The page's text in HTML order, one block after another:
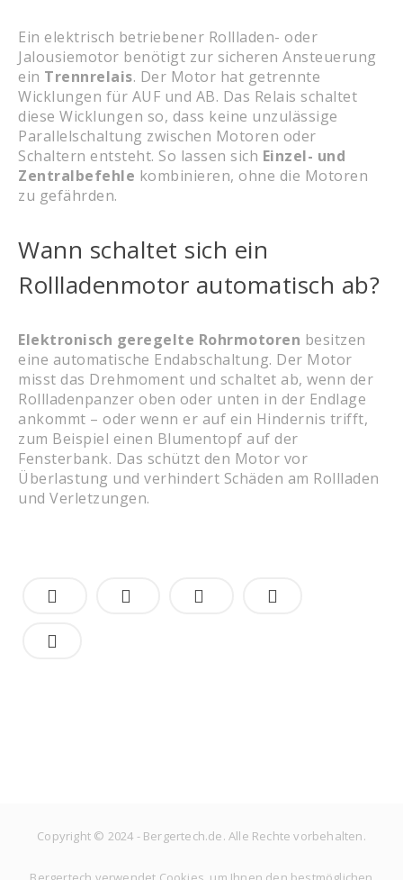
Ein elektrisch betriebener Rollladen- oder
Jalousiemotor benötigt zur sicheren Ansteuerung
ein Trennrelais. Der Motor hat getrennte
Wicklungen für AUF und AB. Das Relais schaltet
diese Wicklungen so, dass keine unzulässige
Parallelschaltung zwischen Motoren oder
Schaltern entsteht. So lassen sich Einzel- und
Zentralbefehle kombinieren, ohne die Motoren
zu gefährden.
Wann schaltet sich ein
Rollladenmotor automatisch ab?
Elektronisch geregelte Rohrmotoren besitzen
eine automatische Endabschaltung. Der Motor
misst das Drehmoment und schaltet ab, wenn der
Rollladenpanzer oben oder unten in der Endlage
ankommt – oder wenn er auf ein Hindernis trifft,
zum Beispiel einen Blumentopf auf der
Fensterbank. Das schützt den Motor vor
Überlastung und verhindert Schäden am Rollladen
und Verletzungen.
Copyright © 2024 - Bergertech.de. Alle Rechte vorbehalten.